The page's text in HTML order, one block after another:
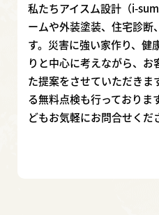
私たちアイスム設計（i-
ームや外装塗装、住宅診断
す。災害に強い家作り、健
りと中心に考えながら、
た提案をさせていただきま
る無料点検も行っておりま
どもお気軽にお問合せくだ